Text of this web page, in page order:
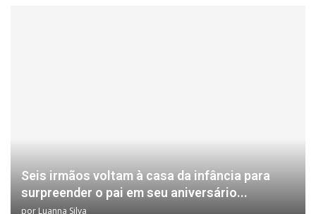
Seis irmãos voltam à casa da infância para
surpreender o pai em seu aniversário...
por Luanna Silva